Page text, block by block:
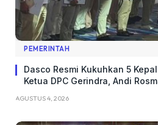
PEMERINTAH
Dasco Resmi Kukuhkan 5
Ketua DPC Gerindra, Andi
AGUSTUS 4, 2026